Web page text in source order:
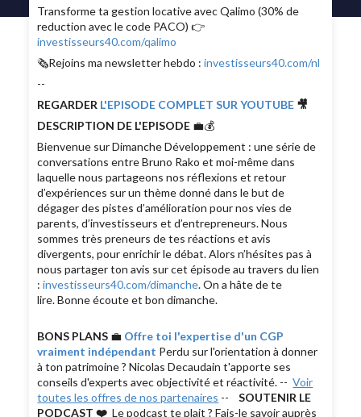
Transforme ta gestion locative avec Qalimo (30% de
reduction avec le code PACO) 👉
investisseurs40.com/qalimo
🗞Rejoins ma newsletter hebdo :investisseurs40.com/nl
--
REGARDER L'EPISODE COMPLET SUR YOUTUBE 🎥
DESCRIPTION DE L'EPISODE 💼💰
Bienvenue sur Dimanche Développement : une série de
conversations entre Bruno Rako et moi-même dans
laquelle nous partageons nos réflexions et retour
d’expériences sur un thème donné dans le but de
dégager des pistes d’amélioration pour nos vies de
parents, d’investisseurs et d’entrepreneurs. Nous
sommes très preneurs de tes réactions et avis
divergents, pour enrichir le débat. Alors n’hésites pas à
nous partager ton avis sur cet épisode au travers du lien
:investisseurs40.com/dimanche. On a hâte de te
lire. Bonne écoute et bon dimanche.
BONS PLANS 💼 Offre toi l'expertise d'un CGP
vraiment indépendant Perdu sur l'orientation à donner
à ton patrimoine ? Nicolas Decaudain t'apporte ses
conseils d'experts avec objectivité et réactivité. --Voir
toutes les offres de nos partenaires --SOUTENIR LE
PODCAST ❤️Le podcast te plait ? Fais-le savoir auprès